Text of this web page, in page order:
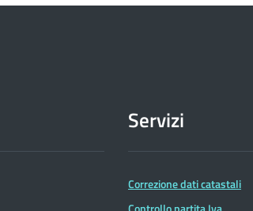
Servizi
Correzione dati catastali